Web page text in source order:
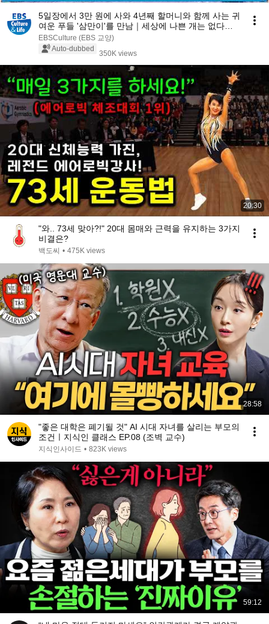
5일장에서 3만 원에 사와 4년째 할머니와 함께 사는 귀
여운 푸들 '삼만이'를 만남｜세상에 나쁜 개는 없다｜
알고e즘
EBSCulture (EBS 교양)
Auto-dubbed
350K views
20:30
"와.. 73세 맞아?!" 20대 몸매와 근력을 유지하는 3가지
비결은?
백도씨 • 475K views
28:58
"좋은 대학은 폐기될 것" AI 시대 자녀를 살리는 부모의
조건ㅣ지식인 클래스 EP.08 (조벽 교수)
지식인사이드 • 823K views
59:12